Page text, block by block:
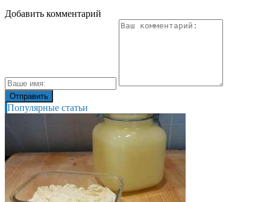
Добавить комментарий
Популярные статьи